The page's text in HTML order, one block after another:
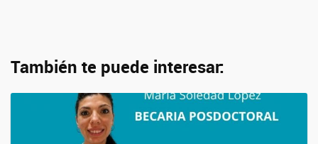
También te puede interesar: